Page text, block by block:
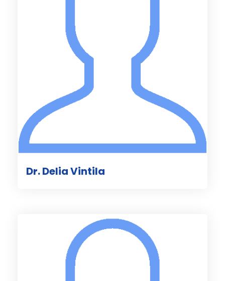
Dr. Delia Vintila